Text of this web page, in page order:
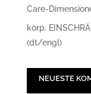
Care-
körp.
(dt/engl)
NEUESTE